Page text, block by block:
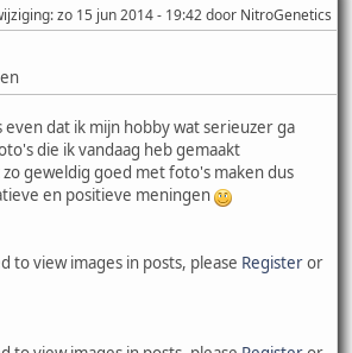
: zo 15 jun 2014 - 19:42 door NitroGenetics
even dat ik mijn hobby wat serieuzer ga
die ik vandaag heb gemaakt
geweldig goed met foto's maken dus
en positieve meningen
to view images in posts, please Registeror